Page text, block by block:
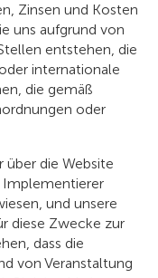
Zinsen und Kosten
uns aufgrund von
entstehen, die
internationale
die gemäß
oder
über die Website
Implementierer
und unsere
diese Zwecke zur
dass die
von Veranstaltung